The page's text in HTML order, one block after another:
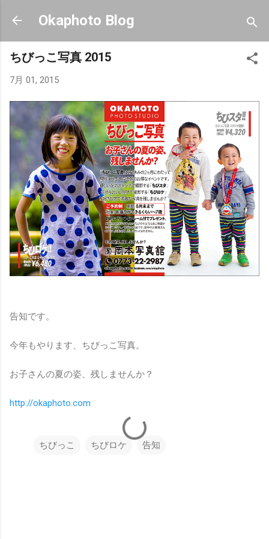
スキップしてメイン コンテンツに移動
Okaphoto Blog
ちびっこ写真 2015
7月 01, 2015
告知です。
今年もやります、ちびっこ写真。
お子さんの夏の姿、残しませんか？
http://okaphoto.com
ちびっこ ちびロケ 告知